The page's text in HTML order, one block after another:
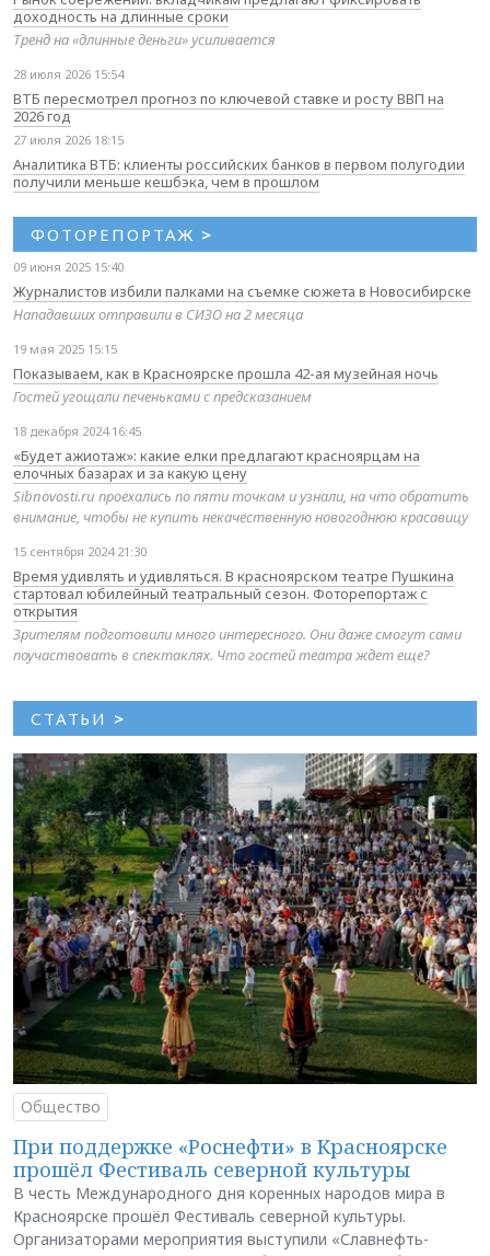
доходность на длинные сроки
Тренд на «длинные деньги» усиливается
28 июля 2026 15:54
ВТБ пересмотрел прогноз по ключевой ставке и росту ВВП на
2026 год
27 июля 2026 18:15
Аналитика ВТБ: клиенты российских банков в первом полугодии
получили меньше кешбэка, чем в прошлом
ФОТОРЕПОРТАЖ >
09 июня 2025 15:40
Журналистов избили палками на съемке сюжета в Новосибирске
Нападавших отправили в СИЗО на 2 месяца
19 мая 2025 15:15
Показываем, как в Красноярске прошла 42-ая музейная ночь
Гостей угощали печеньками с предсказанием
18 декабря 2024 16:45
«Будет ажиотаж»: какие елки предлагают красноярцам на
елочных базарах и за какую цену
Sibnovosti.ru проехались по пяти точкам и узнали, на что обратить
внимание, чтобы не купить некачественную новогоднюю красавицу
15 сентября 2024 21:30
Время удивлять и удивляться. В красноярском театре Пушкина
стартовал юбилейный театральный сезон. Фоторепортаж с
открытия
Зрителям подготовили много интересного. Они даже смогут сами
поучаствовать в спектаклях. Что гостей театра ждет еще?
СТАТЬИ >
Общество
При поддержке «Роснефти» в Красноярске
прошёл Фестиваль северной культуры
В честь Международного дня коренных народов мира в
Красноярске прошёл Фестиваль северной культуры.
Организаторами мероприятия выступили «Славнефть-